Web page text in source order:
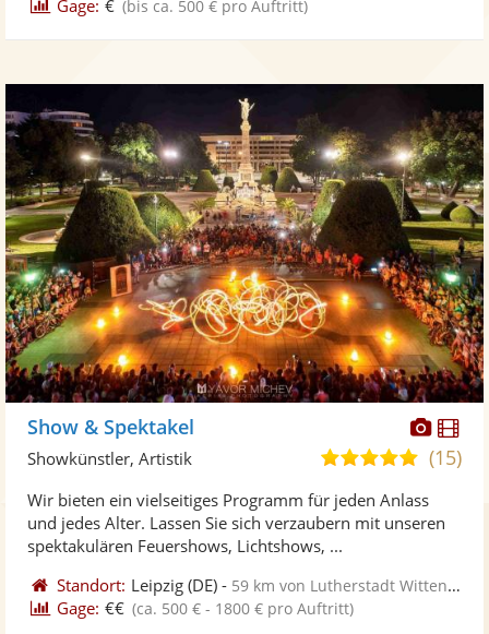
Gage: € (bis ca. 500 € pro Auftritt)
Show & Spektakel
5,0
5
(15)
Showkünstler, Artistik
Wir bieten ein vielseitiges Programm für jeden Anlass
und jedes Alter. Lassen Sie sich verzaubern mit unseren
spektakulären Feuershows, Lichtshows, ...
Standort: Leipzig (DE) - 59 km von Lutherstadt Wittenberg
Gage: €€ (ca. 500 € - 1800 € pro Auftritt)